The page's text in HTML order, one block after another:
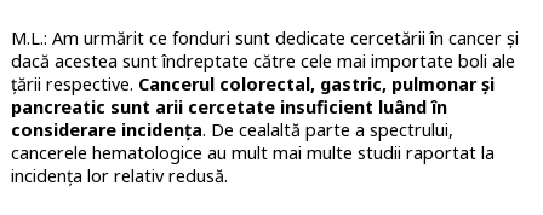
M.L.: Am urmărit ce fonduri sunt dedicate cercetării în cancer și
dacă acestea sunt îndreptate către cele mai importate boli ale
țării respective. Cancerul colorectal, gastric, pulmonar și
pancreatic sunt arii cercetate insuficient luând în
considerare incidența. De cealaltă parte a spectrului,
cancerele hematologice au mult mai multe studii raportat la
incidența lor relativ redusă.